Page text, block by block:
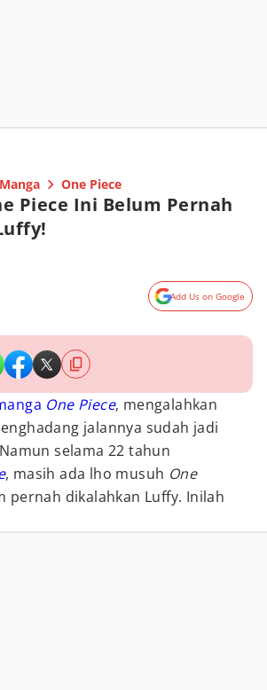
One Piece
Piece Ini Belum Pernah
Add Us on Google
One Piece, mengalahkan
jalannya sudah jadi
selama 22 tahun
, masih ada lho musuh One
pernah dikalahkan Luffy. Inilah